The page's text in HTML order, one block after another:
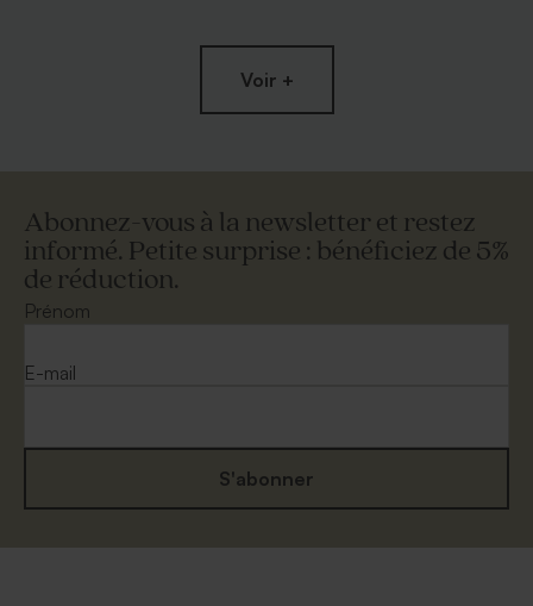
Magnifique enveloppe
carrée blanche
Voir +
Abonnez-vous à la newsletter et restez
informé. Petite surprise : bénéficiez de 5%
de réduction.
Prénom
E-mail
S'abonner